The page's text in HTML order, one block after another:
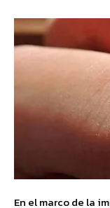
En el marco de la